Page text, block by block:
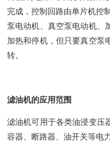
完成，控制回路由单片机控
泵电动机、真空泵电动机、
加热和停机，但只要真空泵
转。
滤油机的应用范围
滤油机可用于各类油浸变压
容器、断路器、油开关等电